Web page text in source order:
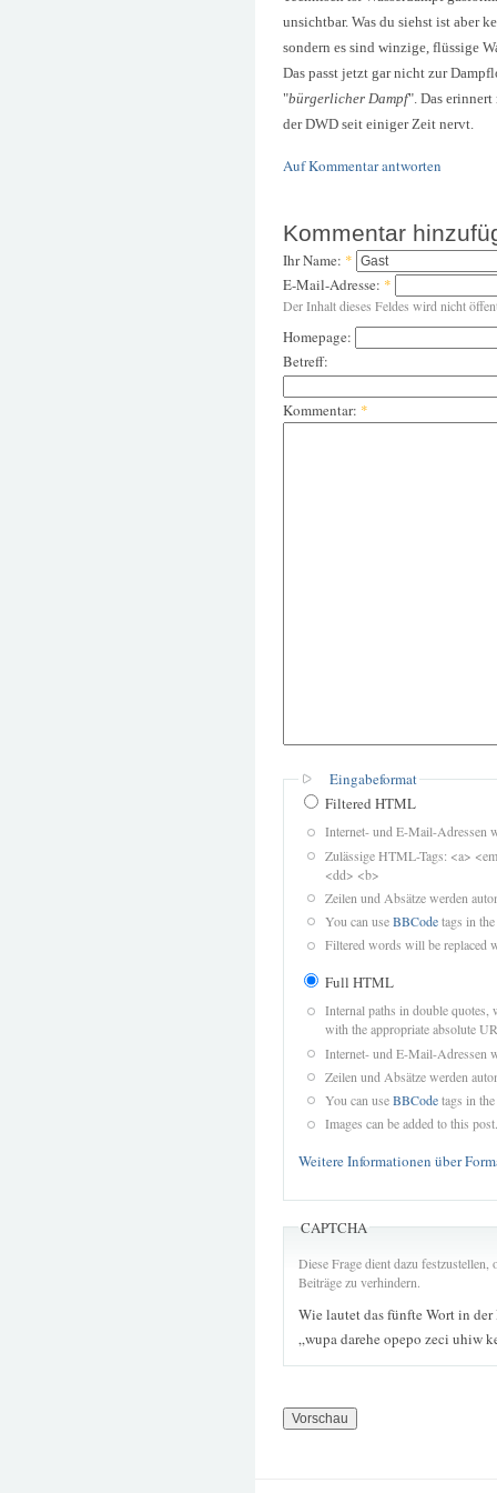
unsichtbar. Was du siehst ist aber
sondern es sind winzige, flüssige
Das passt jetzt gar nicht zur
"bürgerlicher Dampf". Das
der DWD seit einiger Zeit nervt.
Auf Kommentar antworten
Kommentar
Ihr Name: *
E-Mail-Adresse: *
Der Inhalt dieses Feldes wird nicht
Homepage:
Betreff:
Kommentar: *
Eingabeformat
Filtered HTML
Internet- und E-Mail-Adressen
Zulässige HTML-Tags: <a>
<dd> <b>
Zeilen und Absätze werden
You can useBBCodetags in
Filtered words will be replaced
Full HTML
Internal paths in double quotes,
with the appropriate absolute
Internet- und E-Mail-Adressen
Zeilen und Absätze werden
You can useBBCodetags in
Images can be added to this post.
Weitere Informationen über
CAPTCHA
Diese Frage dient dazu
Beiträge zu verhindern.
Wie lautet das fünfte Wort in der
„wupa darehe opepo zeci uhiw